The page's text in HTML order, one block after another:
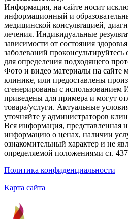
Информация, на сайте носит
информационный и
медицинской консультацией,
лечения. Индивидуальные
зависимости от состояния
заболеваний
для определения подходящего
Фото и видео материалы на сайте
клинике, или предоставлены
сгенерированы с
приведены для примера и могут
товара/услуги. Актуальные
уточняйте у администраторов
Вся информация, представленная
информацию о ценах, наличии
ознакомительный характер и не
определяемой положениями ст.
Политика конфиденциальности
Карта сайта